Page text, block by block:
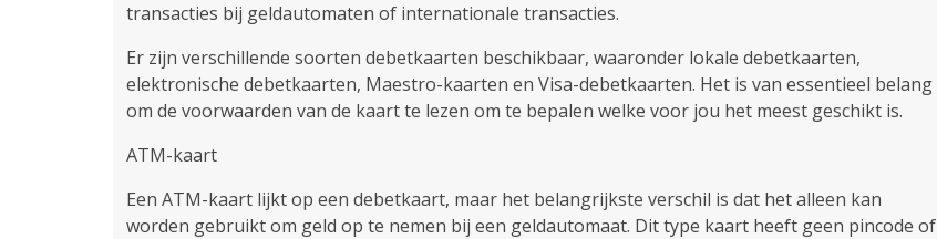
transacties bij geldautomaten of internationale transacties.
Er zijn verschillende soorten debetkaarten beschikbaar, waaronder lokale debetkaarten,
elektronische debetkaarten, Maestro-kaarten en Visa-debetkaarten. Het is van essentieel belang
om de voorwaarden van de kaart te lezen om te bepalen welke voor jou het meest geschikt is.
ATM-kaart
Een ATM-kaart lijkt op een debetkaart, maar het belangrijkste verschil is dat het alleen kan
worden gebruikt om geld op te nemen bij een geldautomaat. Dit type kaart heeft geen pincode of